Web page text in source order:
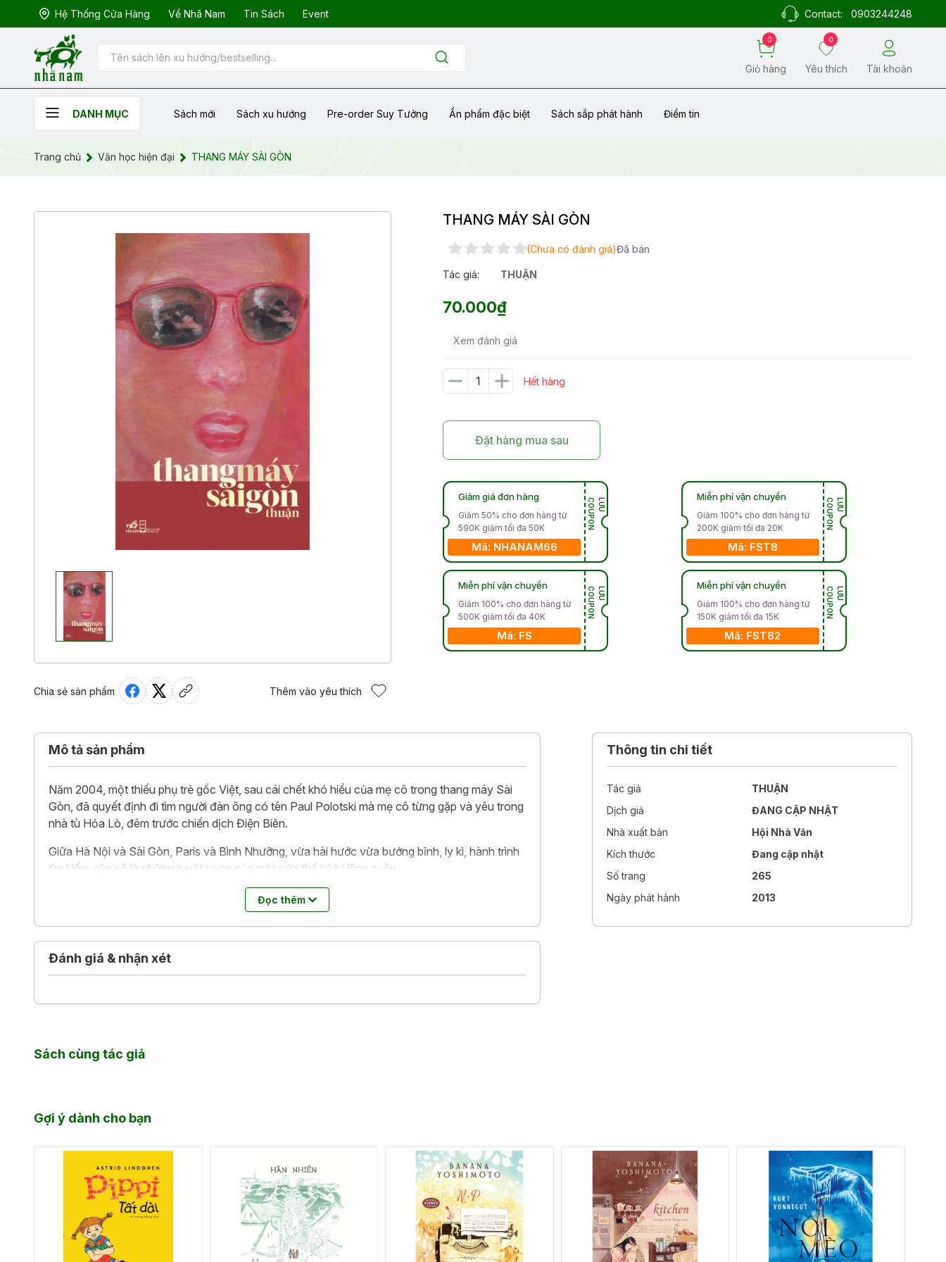
Hệ Thống Cửa Hàng Về Nhã Nam Tin Sách Event Contact: 0903244248
0
Giỏ hàng
0
Yêu thích Tài khoản
DANH MỤC Sách mới Sách xu hướng Pre-order Suy Tưởng Ẩn phẩm đặc biệt Sách sắp phát hành Điểm tin
Trang chủ Văn học hiện đại THANG MÁY SÀI GÒN
Chia sẻ sản phẩm Thêm vào yêu thích
THANG MÁY SÀI GÒN
(Chưa có đánh giá)Đã bán
Tác giả: THUẬN
70.000₫
Xem đánh giá
Hết hàng
Đặt hàng mua sau
Giảm giá đơn hàng
Giảm 50% cho đơn hàng từ
590K giảm tối đa 50K
Mã: NHANAM66
L
Ư
U
C
O
U
P
O
N
Miễn phí vận chuyển
Giảm 100% cho đơn hàng từ
500K giảm tối đa 40K
Mã: FS
L
Ư
U
C
O
U
P
O
N
Miễn phí vận chuyển
Giảm 100% cho đơn hàng từ
200K giảm tối đa 20K
Mã: FST8
L
Ư
U
C
O
U
P
O
N
Miễn phí vận chuyển
Giảm 100% cho đơn hàng từ
150K giảm tối đa 15K
Mã: FST82
L
Ư
U
C
O
U
P
O
N
Mô tả sản phẩm
Năm 2004, một thiếu phụ trẻ gốc Việt, sau cái chết khó hiểu của mẹ cô trong thang máy Sài
Gòn, đã quyết định đi tìm người đàn ông có tên Paul Polotski mà mẹ cô từng gặp và yêu trong
nhà tù Hỏa Lò, đêm trước chiến dịch Điện Biên.
Giữa Hà Nội và Sài Gòn, Paris và Bình Nhưỡng, vừa hài hước vừa bướng bỉnh, ly kì, hành trình
tìm kiếm của cô là những tuyệt vọng của một nửa thế kỷ bị lãng quên.
Sáng tạo (Bourse de Création) năm 2013 của Trung
tâm sách quốc gia Pháp (Centre National du Livre).
Đọc thêm
Đánh giá & nhận xét
Thông tin chi tiết
Tác giả
THUẬN
Dịch giả
ĐANG CẬP NHẬT
Nhà xuất bản
Hội Nhà Văn
Kích thước
Đang cập nhật
Số trang
265
Ngày phát hành
2013
Sách cùng tác giả
Gợi ý dành cho bạn